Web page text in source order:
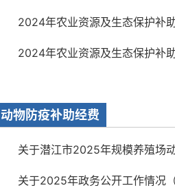
2024年农业资源及生态保护补
2024年农业资源及生态保护补
动物防疫补助经费
关于潜江市2025年规模养殖场
关于2025年政务公开工作情况